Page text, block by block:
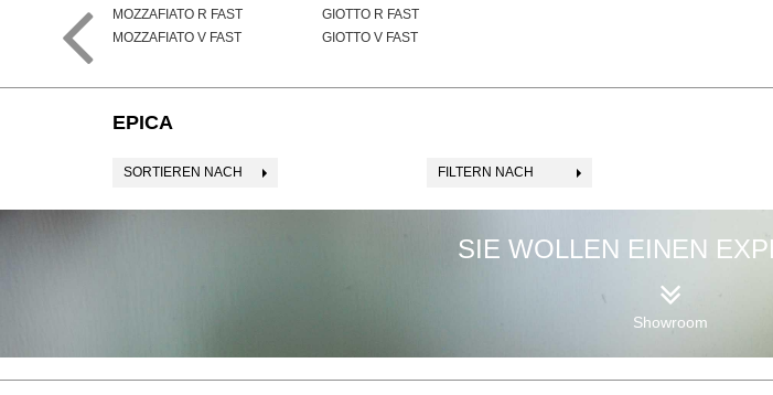
MOZZAFIATO R FAST
MOZZAFIATO V FAST
GIOTTO R FAST
GIOTTO V FAST
EPICA
SORTIEREN NACH FILTERN NACH
SIE WOLLEN EINEN
Showroom